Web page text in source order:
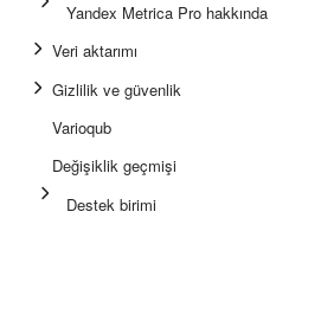
Yandex Metrica Pro hakkında
Veri aktarımı
Gizlilik ve güvenlik
Varioqub
Değişiklik geçmişi
Destek birimi